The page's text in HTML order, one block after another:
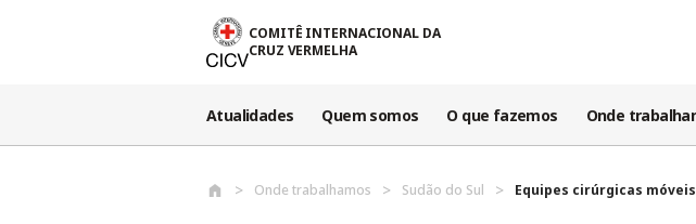
Passar para o conteúdo principal
COMITÊ INTERNACIONAL DA
CRUZ VERMELHA
Atualidades Quem somos O que fazemos Onde
Onde trabalhamos Sudão do Sul Equipes cirúrgicas